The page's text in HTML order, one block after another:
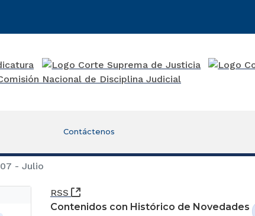
Contáctenos
07 - Julio
RSS
(Abre una nueva ventana)
Contenidos con Histórico de Novedades